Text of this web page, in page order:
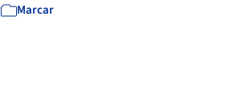
Marcar